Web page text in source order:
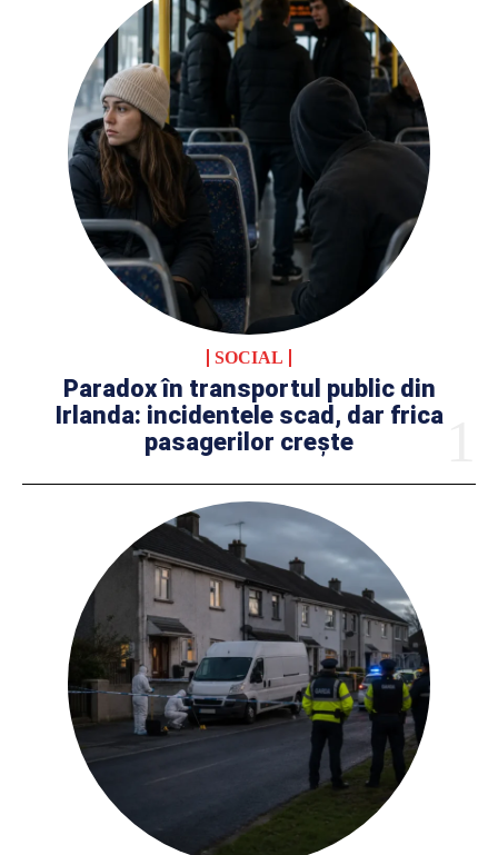
SOCIAL
Paradox în transportul public din
Irlanda: incidentele scad, dar frica
pasagerilor crește